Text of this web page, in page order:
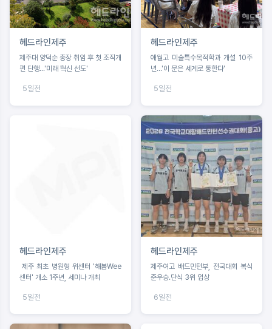
헤드라인제주
제주대 양덕순 총장 취임 후 첫 조직개
편 단행...'미래 혁신 선도'
5일전
헤드라인제주
애월고 미술특수목적학과 개설 10주
년…'이 문은 세계로 통한다'
5일전
헤드라인제주
제주 최초 병원형 위센터 '해봄Wee
센터' 개소 1주년, 세미나 개최
5일전
헤드라인제주
제주여고 배드민턴부, 전국대회 복식
준우승.단식 3위 입상
6일전